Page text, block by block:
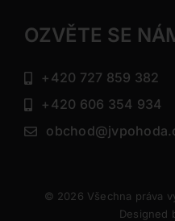
OZVĚTE SE
+420 727 859 382
+420 606 354 934
© 2026 Všechna práva
Designed